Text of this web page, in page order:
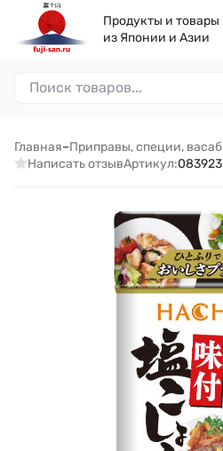
Продукты и товары
из Японии и Азии
Главная–Приправы, специи,
Написать отзывАртикул:083923